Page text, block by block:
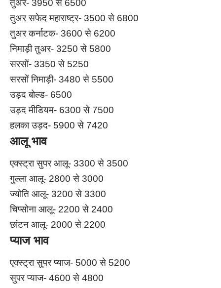
तुअर- 3950 से 6500
तुअर सफेद महाराष्ट्र- 3500 से 6800
तुअर कर्नाटक- 3600 से 6200
निमाड़ी तुअर- 3250 से 5800
सरसों- 3350 से 5250
सरसों निमाड़ी- 3480 से 5500
उड़द बोल्ड- 6500
उड़द मीडियम- 6300 से 7500
हलका उड़द- 5900 से 7420
आलू भाव
एक्स्ट्रा सुपर आलू- 3300 से 3500
गुल्ला आलू- 2800 से 3000
ज्योति आलू- 3200 से 3300
चिप्सोना आलू- 2200 से 2400
छांटन आलू- 2000 से 2200
प्याज भाव
एक्स्ट्रा सुपर प्याज- 5000 से 5200
सुपर प्याज- 4600 से 4800